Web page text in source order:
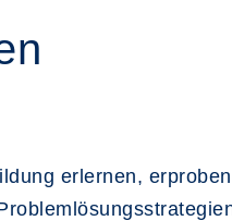
erlernen,